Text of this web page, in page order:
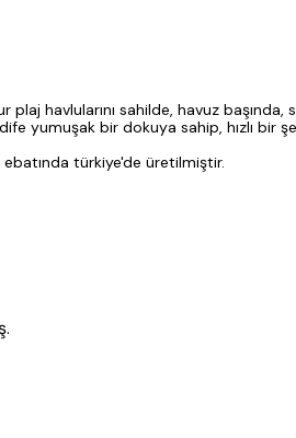
plaj havlularını sahilde, havuz
yumuşak bir dokuya sahip, hızlı bir
türkiye'de üretilmiştir.